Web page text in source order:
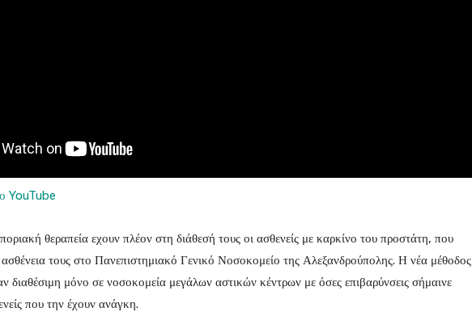
YouTube
θεραπεία εχουν πλέον στη διάθεσή τους οι ασθενείς με καρκίνο του προστάτη, που
ασθένεια τους στο Πανεπιστημιακό Γενικό Νοσοκομείο της Αλεξανδρούπολης. Η νέα μέθοδος
διαθέσιμη μόνο σε νοσοκομεία μεγάλων αστικών κέντρων με όσες επιβαρύνσεις σήμαινε
που την έχουν ανάγκη.